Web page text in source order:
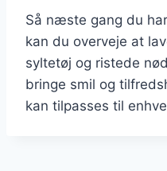
Så næste gang du
kan du overveje at
syltetøj og ristede
bringe smil og
kan tilpasses til